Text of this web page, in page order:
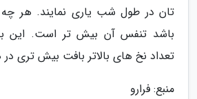
تان در طول شب یاری نمایند. هر چه
باشد تنفس آن بیش تر است. این
تعداد نخ های بالاتر بافت بیش تری در
منبع: فرارو